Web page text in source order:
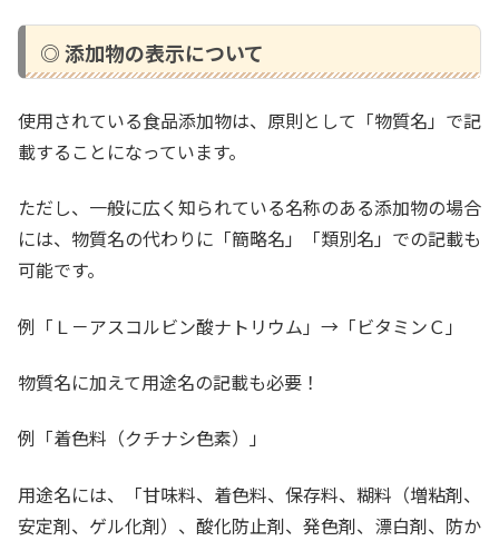
◎ 添加物の表示について
使用されている食品添加物は、原則として「物質名」で記
載することになっています。
ただし、一般に広く知られている名称のある添加物の場合
には、物質名の代わりに「簡略名」「類別名」での記載も
可能です。
例「Ｌ－アスコルビン酸ナトリウム」→「ビタミンＣ」
物質名に加えて用途名の記載も必要！
例「着色料（クチナシ色素）」
用途名には、「甘味料、着色料、保存料、糊料（増粘剤、
安定剤、ゲル化剤）、酸化防止剤、発色剤、漂白剤、防か